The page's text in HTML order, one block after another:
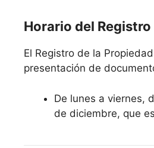
Horario del
El Registro de la
presentación de
De lunes a viernes,
de diciembre, que